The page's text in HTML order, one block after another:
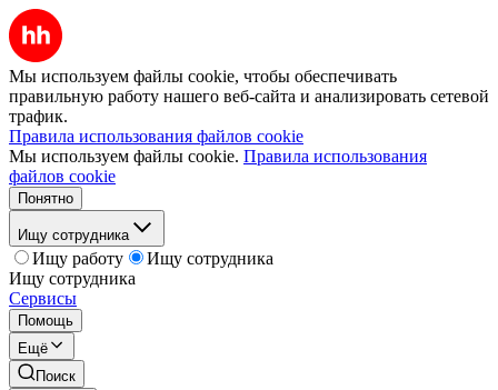
Мы используем файлы cookie, чтобы обеспечивать
правильную работу нашего веб-сайта и анализировать сетевой
трафик.
Правила использования файлов cookie
Мы используем файлы cookie. Правила использования
файлов cookie
Понятно
Ищу сотрудника
Ищу работу
Ищу сотрудника
Ищу сотрудника
Сервисы
Помощь
Ещё
Поиск